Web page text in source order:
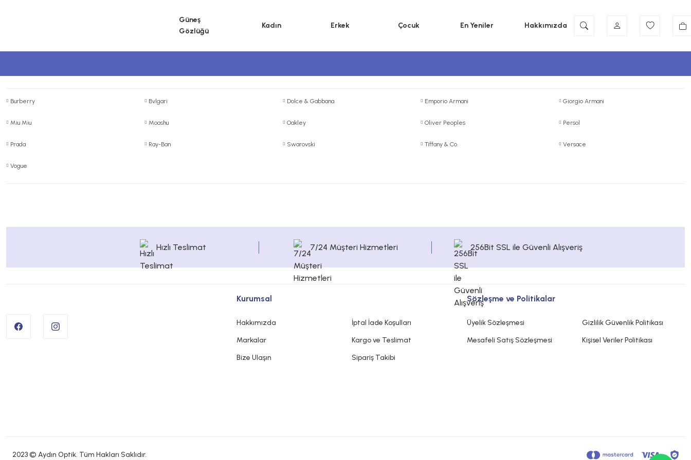
Güneş
Gözlüğü
Kadın Erkek Çocuk En Yeniler Hakkımızda
Burberry Bvlgari Dolce & Gabbana Emporio Armani Giorgio Armani
Miu Miu Mooshu Oakley Oliver Peoples Persol
Prada Ray-Ban Swarovski Tiffany & Co. Versace
Vogue
Hızlı Teslimat 7/24 Müşteri Hizmetleri 256Bit SSL ile Güvenli Alışveriş
Kurumsal
Hakkımızda
İptal İade Koşulları
Markalar
Kargo ve Teslimat
Bize Ulaşın
Sipariş Takibi
Sözleşme ve Politikalar
Üyelik Sözleşmesi
Gizlilik Güvenlik Politikası
Mesafeli Satış Sözleşmesi
Kişisel Veriler Politikası
2023 © Aydın Optik. Tüm Hakları Saklıdır.